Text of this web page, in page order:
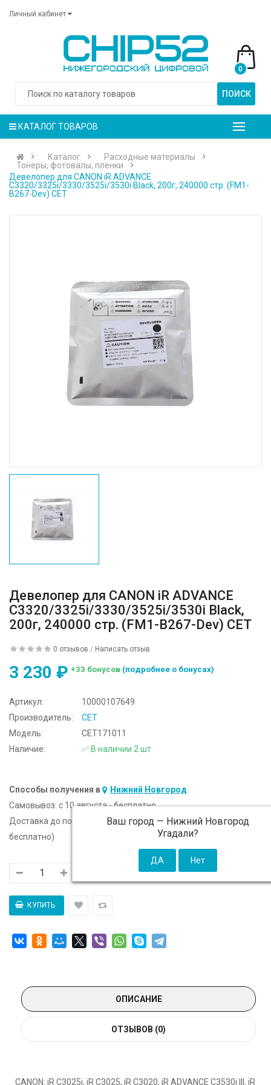
Личный кабинет
ПОИСК
0
КАТАЛОГ ТОВАРОВ
Каталог
Расходные материалы
Тонеры, фотовалы, пленки
Девелопер для CANON iR ADVANCE
C3320/3325i/3330/3525i/3530i Black, 200г, 240000 стр. (FM1-
B267-Dev) CET
Девелопер для CANON iR ADVANCE
C3320/3325i/3330/3525i/3530i Black,
200г, 240000 стр. (FM1-B267-Dev) CET
0 отзывов / Написать отзыв
3 230 ₽ +33 бонусов (подробнее о бонусах)
Артикул:
10000107649
Производитель:
CET
Модель:
CET171011
Наличие:
✅ В наличии 2 шт
Способы получения в Нижний Новгород
Ваш город — Нижний Новгород
Угадали?
Самовывоз: c 10 августа - бесплатно
Доставка до подъезда:
c 10 августа - 300 ₽ (от 5 000 ₽
бесплатно)
ОПИСАНИЕ
ОТЗЫВОВ (0)
CANON: iR C3025i, iR C3025, iR C3020, iR ADVANCE C3530i III, iR